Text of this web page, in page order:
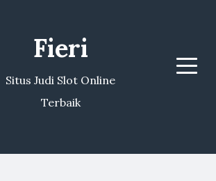
Fieri
Situs Judi Slot Online
Terbaik
Menu